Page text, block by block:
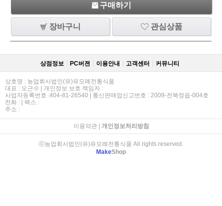
구매하기
장바구니 관심상품
상점정보 PC버젼 이용안내 고객센터 커뮤니티
상호명 : 농업회사법인(유)유모례전통식품
대표 : 오근수 | 개인정보 보호 책임자 :
사업자등록번호 :404-81-26540 | 통신판매업신고번호 : 2009-전북정읍-004호
전화 : | 팩스 :
주소 :
이용약관| 개인정보처리방침
ⓒ농업회사법인(유)유모례전통식품 All rights reserved.
MakeShop